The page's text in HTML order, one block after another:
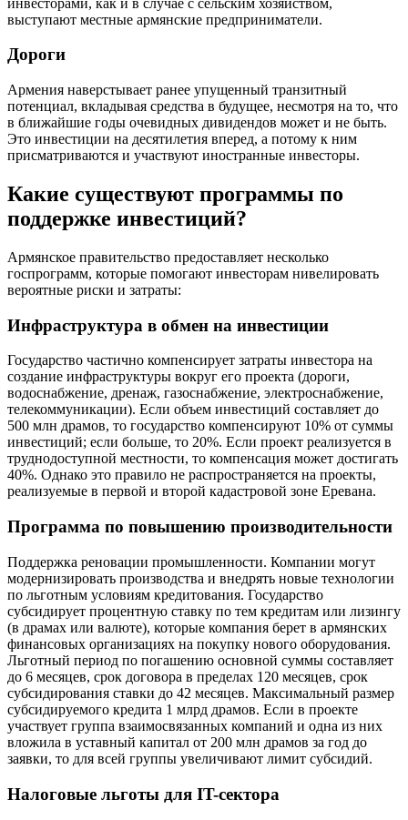
выступают местные армянские предприниматели.
Дороги
Армения наверстывает ранее упущенный транзитный
потенциал, вкладывая средства в будущее, несмотря на то, что
в ближайшие годы очевидных дивидендов может и не быть.
Это инвестиции на десятилетия вперед, а потому к ним
присматриваются и участвуют иностранные инвесторы.
Какие существуют программы по
поддержке инвестиций?
Армянское правительство предоставляет несколько
госпрограмм, которые помогают инвесторам нивелировать
вероятные риски и затраты:
Инфраструктура в обмен на инвестиции
Государство частично компенсирует затраты инвестора на
создание инфраструктуры вокруг его проекта (дороги,
водоснабжение, дренаж, газоснабжение, электроснабжение,
телекоммуникации). Если объем инвестиций составляет до
500 млн драмов, то государство компенсируют 10% от суммы
инвестиций; если больше, то 20%. Если проект реализуется в
труднодоступной местности, то компенсация может достигать
40%. Однако это правило не распространяется на проекты,
реализуемые в первой и второй кадастровой зоне Еревана.
Программа по повышению производительности
Поддержка реновации промышленности. Компании могут
модернизировать производства и внедрять новые технологии
по льготным условиям кредитования. Государство
субсидирует процентную ставку по тем кредитам или лизингу
(в драмах или валюте), которые компания берет в армянских
финансовых организациях на покупку нового оборудования.
Льготный период по погашению основной суммы составляет
до 6 месяцев, срок договора в пределах 120 месяцев, срок
субсидирования ставки до 42 месяцев. Максимальный размер
субсидируемого кредита 1 млрд драмов. Если в проекте
участвует группа взаимосвязанных компаний и одна из них
вложила в уставный капитал от 200 млн драмов за год до
заявки, то для всей группы увеличивают лимит субсидий.
Налоговые льготы для IT-сектора